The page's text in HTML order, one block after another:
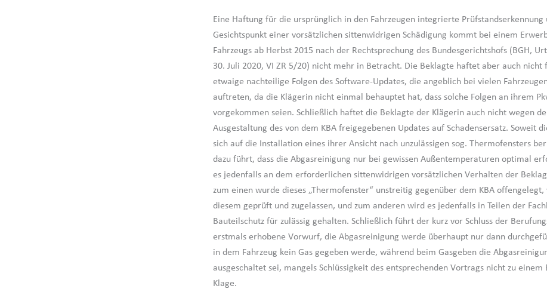
Eine Haftung für die ursprünglich in den Fahrzeugen integrierte Prüfstandserkennung
Gesichtspunkt einer vorsätzlichen sittenwidrigen Schädigung kommt bei einem
Fahrzeugs ab Herbst 2015 nach der Rechtsprechung des Bundesgerichtshofs (BGH,
30. Juli 2020, VI ZR 5/20) nicht mehr in Betracht. Die Beklagte haftet aber auch nicht
etwaige nachteilige Folgen des Software-Updates, die angeblich bei vielen
auftreten, da die Klägerin nicht einmal behauptet hat, dass solche Folgen an ihrem
vorgekommen seien. Schließlich haftet die Beklagte der Klägerin auch nicht wegen
Ausgestaltung des von dem KBA freigegebenen Updates auf Schadensersatz. Soweit
sich auf die Installation eines ihrer Ansicht nach unzulässigen sog. Thermofensters
dazu führt, dass die Abgasreinigung nur bei gewissen Außentemperaturen optimal
es jedenfalls an dem erforderlichen sittenwidrigen vorsätzlichen Verhalten der
zum einen wurde dieses „Thermofenster“ unstreitig gegenüber dem KBA offengelegt,
diesem geprüft und zugelassen, und zum anderen wird es jedenfalls in Teilen der
Bauteilschutz für zulässig gehalten. Schließlich führt der kurz vor Schluss der
erstmals erhobene Vorwurf, die Abgasreinigung werde überhaupt nur dann
in dem Fahrzeug kein Gas gegeben werde, während beim Gasgeben die
ausgeschaltet sei, mangels Schlüssigkeit des entsprechenden Vortrags nicht zu einem
Klage.